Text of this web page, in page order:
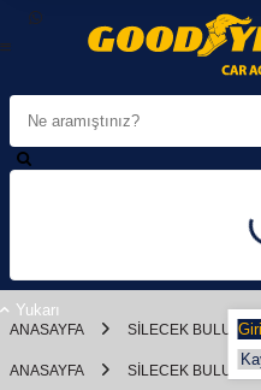
Yukarı
ANASAYFA SILECEK BULUCU
ANASAYFA SILECEK BULUCU